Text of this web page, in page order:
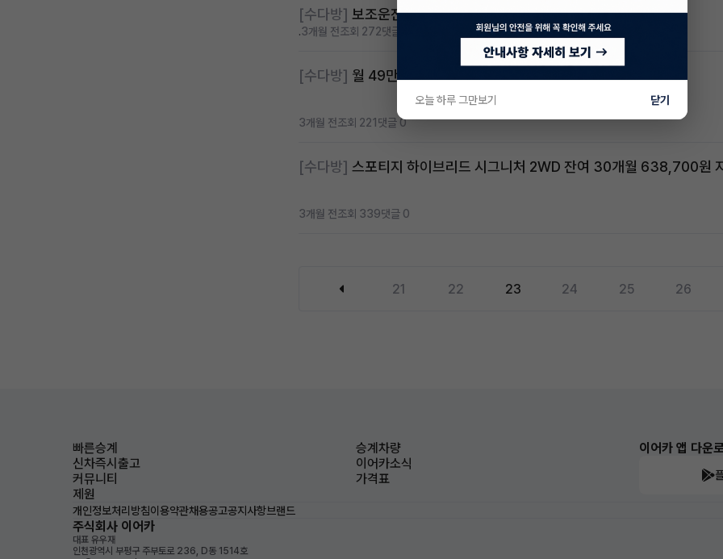
[수다방] 보조운전자로 들어가서 월납료,보험료 내고 싶습니다
.3개월 전조회 272댓글 3
[수다방] 월 49만 약 3년 남은 차량 셀토스 1.6 프레스티지 2WD
3개월 전조회 221 댓글 0
[수다방] 스포티지 하이브리드 시그니처 2WD 잔여 30개월 638,700원
3개월 전조회 339댓글 0
21 22 23 24 25 26
빠른승계
승계차량
신차즉시출고
이어카소식
커뮤니티
가격표
제원
이어카 앱 다운
개인정보처리방침이용약관채용공고공지사항브랜드
주식회사 이어카
대표 유우재
인천광역시 부평구 주부토로 236, D동 1514호
오늘 하루 그만보기 닫기